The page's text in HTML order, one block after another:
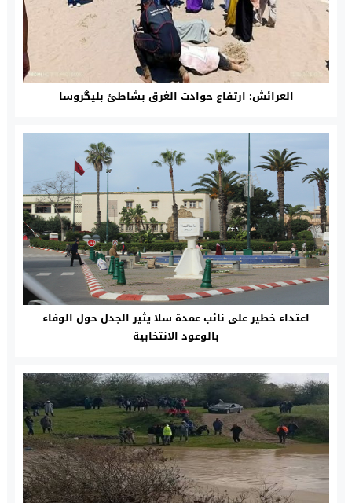
العرائش: ارتفاع حوادت الغرق بشاطئ بليگروسا
اعتداء خطير على نائب عمدة سلا يثير الجدل حول الوفاء
بالوعود الانتخابية